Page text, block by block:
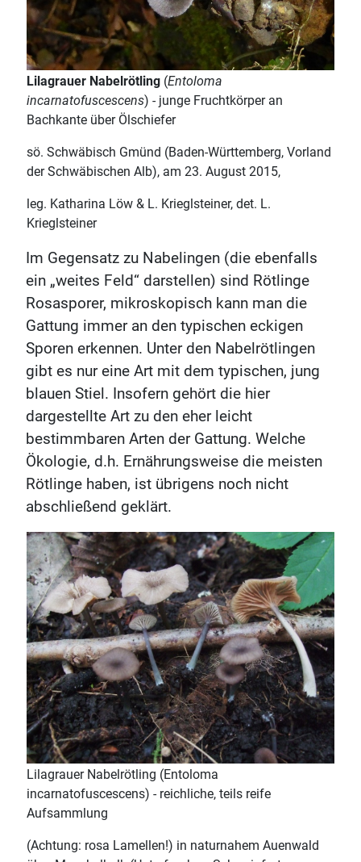
Lilagrauer Nabelrötling (Entoloma
incarnatofuscescens) - junge Fruchtkörper an
Bachkante über Ölschiefer
sö. Schwäbisch Gmünd (Baden-Württemberg, Vorland
der Schwäbischen Alb), am 23. August 2015,
leg. Katharina Löw & L. Krieglsteiner, det. L.
Krieglsteiner
Im Gegensatz zu Nabelingen (die ebenfalls
ein „weites Feld“ darstellen) sind Rötlinge
Rosasporer, mikroskopisch kann man die
Gattung immer an den typischen eckigen
Sporen erkennen. Unter den Nabelrötlingen
gibt es nur eine Art mit dem typischen, jung
blauen Stiel. Insofern gehört die hier
dargestellte Art zu den eher leicht
bestimmbaren Arten der Gattung. Welche
Ökologie, d.h. Ernährungsweise die meisten
Rötlinge haben, ist übrigens noch nicht
abschließend geklärt.
Lilagrauer Nabelrötling (Entoloma
incarnatofuscescens) - reichliche, teils reife
Aufsammlung
(Achtung: rosa Lamellen!) in naturnahem Auenwald